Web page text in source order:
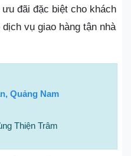
đãi đặc biệt cho khách
vụ giao hàng tận nhà
Quảng Nam
Thiện Trâm